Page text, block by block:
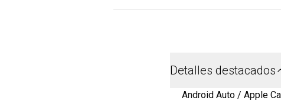
Detalles destacados
Android Auto / Apple